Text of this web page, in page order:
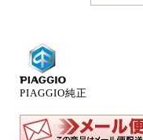
PIAGGIO純正